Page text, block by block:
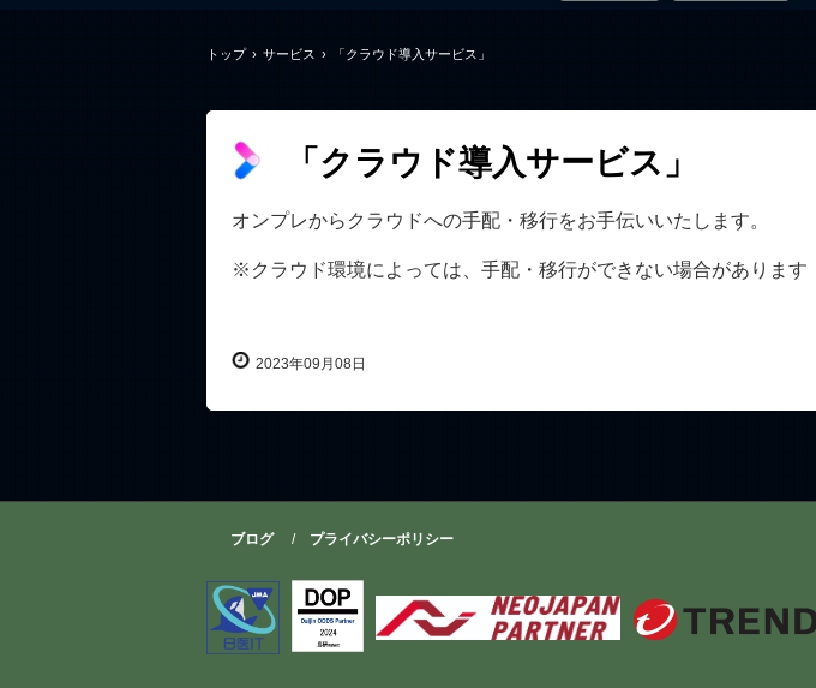
トップ › サービス › 「クラウド導入サービス」
「クラウド導入サービス」
オンプレからクラウドへの手配・移行をお手伝いいたします。
※クラウド環境によっては、手配・移行ができない場合があります
2023年09月08日
ブログ プライバシーポリシー